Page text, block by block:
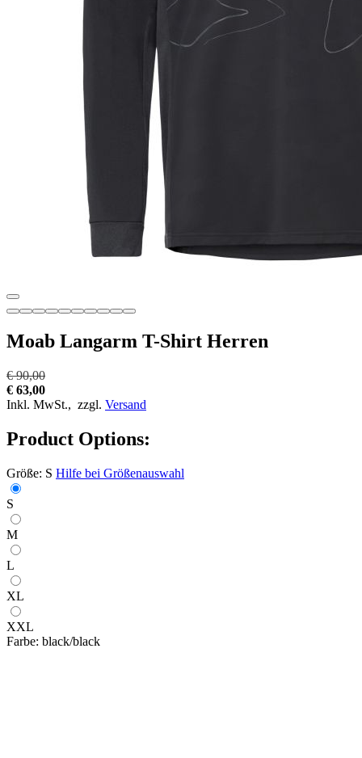
Moab Langarm T-Shirt Herren
€ 90,00
€ 63,00
Inkl. MwSt., zzgl. Versand
Product Options:
Größe: S Hilfe bei Größenauswahl
S
M
L
XL
XXL
Farbe: black/black